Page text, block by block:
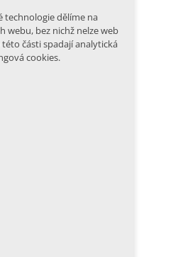
cookies
technologie dělíme na
webu, bez nichž nelze web
části spadají analytická
cookies.